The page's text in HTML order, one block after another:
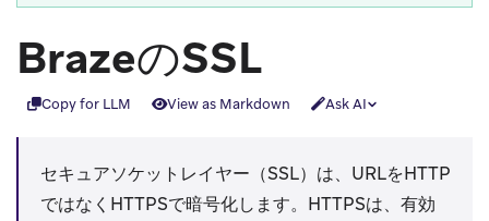
BrazeのSSL
Copy for LLM View as Markdown Ask AI
セキュアソケットレイヤー（SSL）は、URLをHTTP
ではなくHTTPSで暗号化します。HTTPSは、有効